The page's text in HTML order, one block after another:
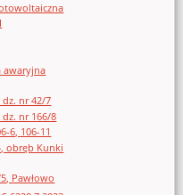
awaryjna
nr 42/7
nr 166/8
6, 106-11
obręb Kunki
Pawłowo